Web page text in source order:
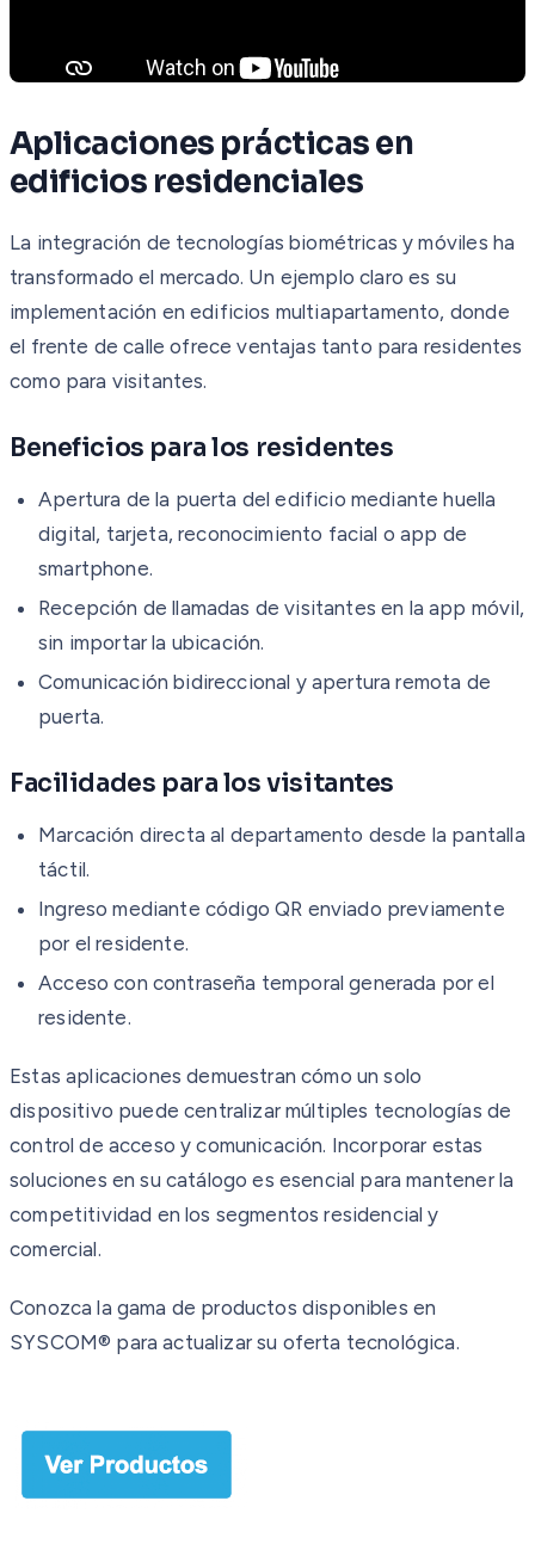
Aplicaciones prácticas en
edificios residenciales
La integración de tecnologías biométricas y móviles ha
transformado el mercado. Un ejemplo claro es su
implementación en edificios multiapartamento, donde
el frente de calle ofrece ventajas tanto para residentes
como para visitantes.
Beneficios para los residentes
Apertura de la puerta del edificio mediante huella
digital, tarjeta, reconocimiento facial o app de
smartphone.
Recepción de llamadas de visitantes en la app móvil,
sin importar la ubicación.
Comunicación bidireccional y apertura remota de
puerta.
Facilidades para los visitantes
Marcación directa al departamento desde la pantalla
táctil.
Ingreso mediante código QR enviado previamente
por el residente.
Acceso con contraseña temporal generada por el
residente.
Estas aplicaciones demuestran cómo un solo
dispositivo puede centralizar múltiples tecnologías de
control de acceso y comunicación. Incorporar estas
soluciones en su catálogo es esencial para mantener la
competitividad en los segmentos residencial y
comercial.
Conozca la gama de productos disponibles en
SYSCOM® para actualizar su oferta tecnológica.